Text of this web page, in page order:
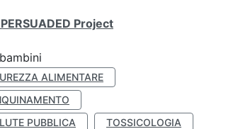
Project
ALIMENTARE
PUBBLICA
TOSSICOLOGIA